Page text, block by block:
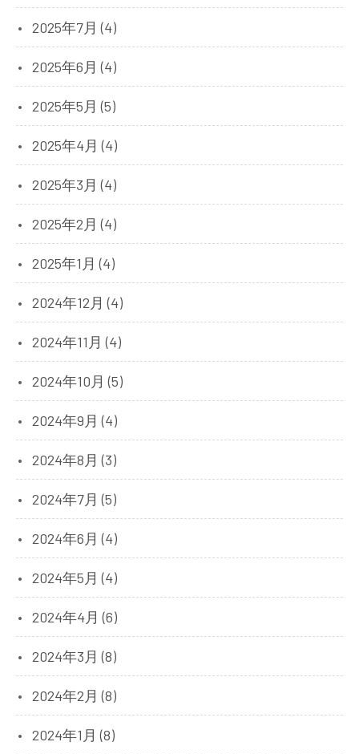
2025年7月 (4)
2025年6月 (4)
2025年5月 (5)
2025年4月 (4)
2025年3月 (4)
2025年2月 (4)
2025年1月 (4)
2024年12月 (4)
2024年11月 (4)
2024年10月 (5)
2024年9月 (4)
2024年8月 (3)
2024年7月 (5)
2024年6月 (4)
2024年5月 (4)
2024年4月 (6)
2024年3月 (8)
2024年2月 (8)
2024年1月 (8)